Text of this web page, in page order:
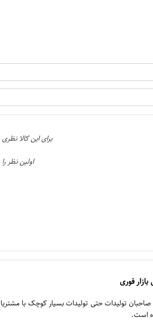
برای این کالا
اولین نظر
بازار فوری
تولیدات حتی تولیدات بسیار کوچک با